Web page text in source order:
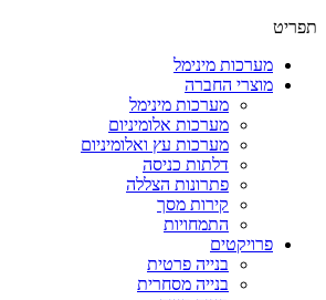
תפריט
מערכות מינימל
מוצרי החברה
מערכות מינימל
מערכות אלומיניום
מערכות עץ ואלומיניום
דלתות כניסה
פתרונות הצללה
קירות מסך
התמחויות
פרויקטים
בנייה פרטית
בנייה מסחרית